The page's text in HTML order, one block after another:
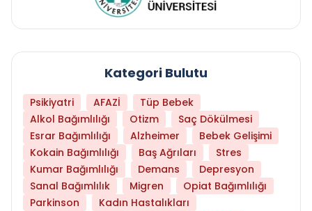
Kategori Bulutu
Psikiyatri AFAZİ
Tüp Bebek
Alkol Bağımlılığı
Otizm
Saç Dökülmesi
Esrar Bağımlılığı
Alzheimer
Bebek Gelişimi
Kokain Bağımlılığı
Baş Ağrıları
Stres
Kumar Bağımlılığı
Demans
Depresyon
Sanal Bağımlılık
Migren
Opiat Bağımlılığı
Parkinson
Kadın Hastalıkları